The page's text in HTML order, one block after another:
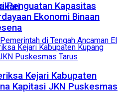
Penguatan Kapasitas
Ekonomi Binaan
Kejari Kabupaten
Kapitasi JKN Puskesmas